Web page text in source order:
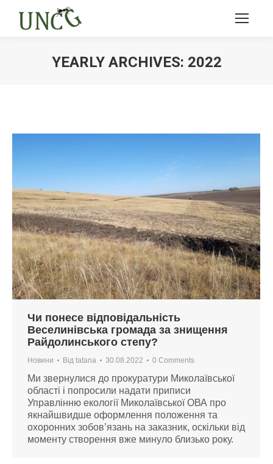
YEARLY ARCHIVES: 2022
Чи понесе відповідальність
Веселинівська громада за знищення
Райдолинського степу?
Новини Від tatana 30.08.2022 0 Comments
Ми звернулися до прокуратури Миколаївської
області і попросили надати приписи
Управлінню екології Миколаївської ОВА про
якнайшвидше оформлення положення та
охоронних зобов’язань на заказник, оскільки від
моменту створення вже минуло близько року.